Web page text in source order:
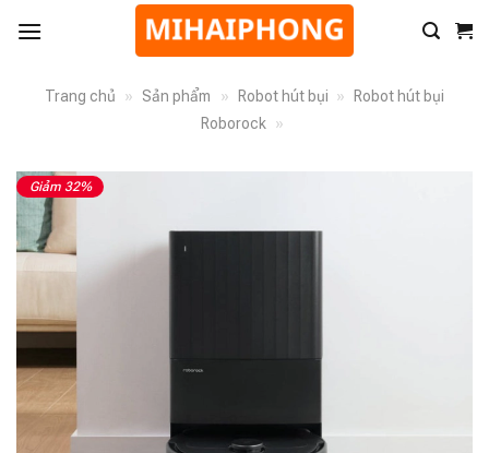
Trang chủ » Sản phẩm » Robot hút bụi »
Robot hút bụi
Roborock
»
Giảm 32%